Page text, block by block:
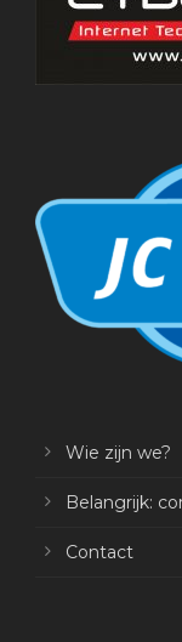
Wie zijn we?
Belangrijk:
Contact